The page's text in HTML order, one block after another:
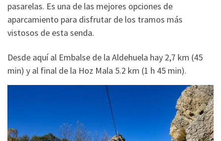
pasarelas. Es una de las mejores opciones de
aparcamiento para disfrutar de los tramos más
vistosos de esta senda.
Desde aquí al Embalse de la Aldehuela hay 2,7 km (45
min) y al final de la Hoz Mala 5.2 km (1 h 45 min).